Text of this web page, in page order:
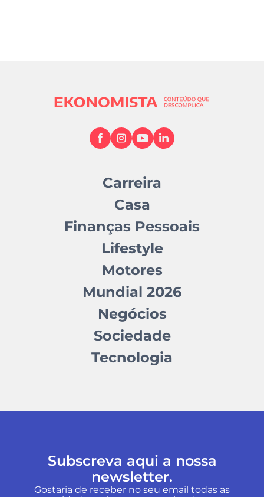
Carreira
Casa
Finanças Pessoais
Lifestyle
Motores
Mundial 2026
Negócios
Sociedade
Tecnologia
Subscreva aqui a nossa
newsletter.
Gostaria de receber no seu email todas as